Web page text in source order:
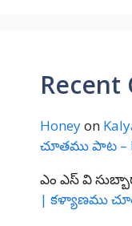
Recent
Honeyon
చూతము పాట –
ఎం ఎస్ వి
| కళ్యాణము